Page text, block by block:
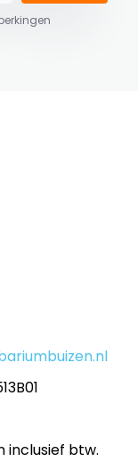
inclusief btw.